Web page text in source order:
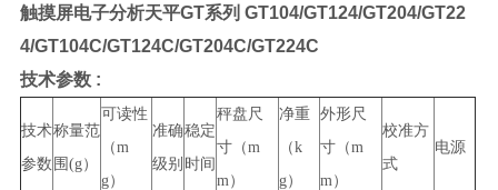
触摸屏电子分析天平GT系列 GT104/GT124/GT204/GT22
4/GT104C/GT124C/GT204C/GT224C
技术参数:
技术
参数
称量范
围(g）
可读性
（m
g）
准确
级别
稳定
时间
秤盘尺
寸（m
m）
净重
（k
g）
外形尺
寸（m
m）
校准方
式
电源